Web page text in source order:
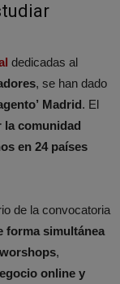
dedicadas al
, se han dado
Madrid. El
la comunidad
en 24 países
de la convocatoria
forma simultánea
,
online y